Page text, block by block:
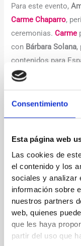
Consentimiento
Esta página web
Las cookies de
el contenido y los
sociales y analizar
información sobre
nuestros partners
web, quienes
que les haya
partir del uso que
Para este evento,
Carme Chaparro,
ceremonias.Carme
con Bárbara Solana,
contenidos para
Fernando Gamboa
,
pudimos disfrutar
finalista
←Entrada anterior
Deja un
Tu dirección de